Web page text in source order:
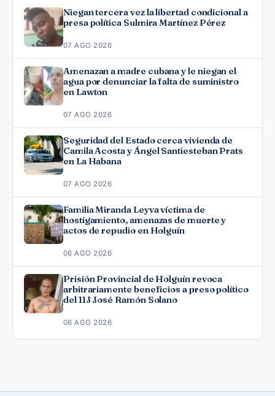
Niegan tercera vez la libertad condicional a
presa política Sulmira Martínez Pérez
07 AGO 2026
Amenazan a madre cubana y le niegan el
agua por denunciar la falta de suministro
en Lawton
07 AGO 2026
Seguridad del Estado cerca vivienda de
Camila Acosta y Ángel Santiesteban Prats
en La Habana
07 AGO 2026
Familia Miranda Leyva víctima de
hostigamiento, amenazas de muerte y
actos de repudio en Holguín
06 AGO 2026
Prisión Provincial de Holguín revoca
arbitrariamente beneficios a preso político
del 11J José Ramón Solano
06 AGO 2026